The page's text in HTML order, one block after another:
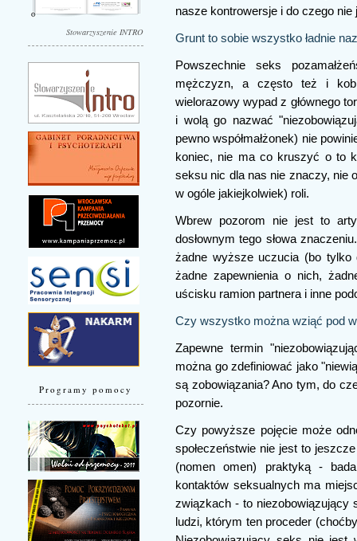
Stowarzyszenie INTRO
Programy pomocy
nasze kontrowersje i do czego
Grunt to sobie wszystko ładnie
Powszechnie seks
mężczyzn, a często też i
wielorazowy wypad z głównego
i wolą go nazwać
pewno współmałżonek) nie
koniec, nie ma co kruszyć o to
seksu nic dla nas nie znaczy, nie
w ogóle jakiejkolwiek) roli.
Wbrew pozorom nie jest to
dosłownym tego słowa
żadne wyższe uczucia (bo tylko
żadne zapewnienia o nich,
uścisku ramion partnera i inne
Czy wszystko można wziąć pod
Zapewne termin
można go zdefiniować jako
są zobowiązania? Ano tym, do
pozornie.
Czy powyższe pojęcie może
społeczeństwie nie jest to
(nomen omen) praktyką -
kontaktów seksualnych ma
związkach - to
ludzi, którym ten proceder